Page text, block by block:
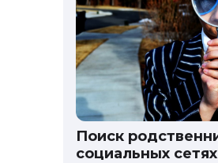
Поиск
социальных сетях